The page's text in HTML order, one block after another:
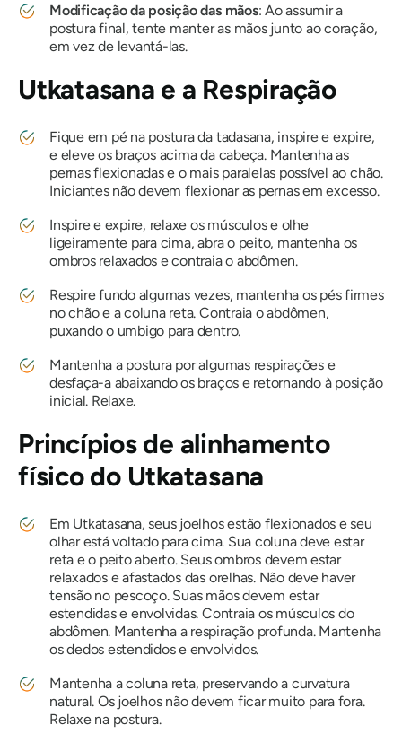
Modificação da posição das mãos: Ao assumir a
postura final, tente manter as mãos junto ao coração,
em vez de levantá-las.
Utkatasana e a Respiração
Fique em pé na postura da tadasana, inspire e expire,
e eleve os braços acima da cabeça. Mantenha as
pernas flexionadas e o mais paralelas possível ao chão.
Iniciantes não devem flexionar as pernas em excesso.
Inspire e expire, relaxe os músculos e olhe
ligeiramente para cima, abra o peito, mantenha os
ombros relaxados e contraia o abdômen.
Respire fundo algumas vezes, mantenha os pés firmes
no chão e a coluna reta. Contraia o abdômen,
puxando o umbigo para dentro.
Mantenha a postura por algumas respirações e
desfaça-a abaixando os braços e retornando à posição
inicial. Relaxe.
Princípios de alinhamento
físico do Utkatasana
Em Utkatasana, seus joelhos estão flexionados e seu
olhar está voltado para cima. Sua coluna deve estar
reta e o peito aberto. Seus ombros devem estar
relaxados e afastados das orelhas. Não deve haver
tensão no pescoço. Suas mãos devem estar
estendidas e envolvidas. Contraia os músculos do
abdômen. Mantenha a respiração profunda. Mantenha
os dedos estendidos e envolvidos.
Mantenha a coluna reta, preservando a curvatura
natural. Os joelhos não devem ficar muito para fora.
Relaxe na postura.